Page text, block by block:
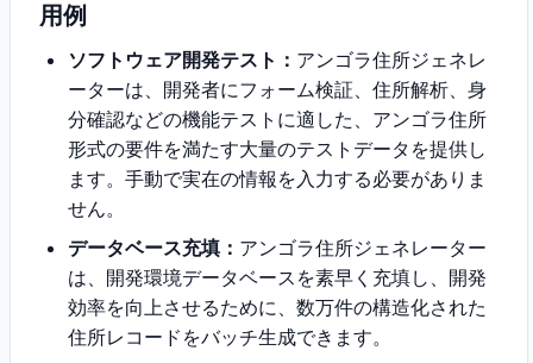
用例
ソフトウェア開発テスト： アンゴラ住所ジェネレ
ーターは、開発者にフォーム検証、住所解析、身
分確認などの機能テストに適した、アンゴラ住所
形式の要件を満たす大量のテストデータを提供し
ます。手動で実在の情報を入力する必要がありま
せん。
データベース充填： アンゴラ住所ジェネレーター
は、開発環境データベースを素早く充填し、開発
効率を向上させるために、数万件の構造化された
住所レコードをバッチ生成できます。